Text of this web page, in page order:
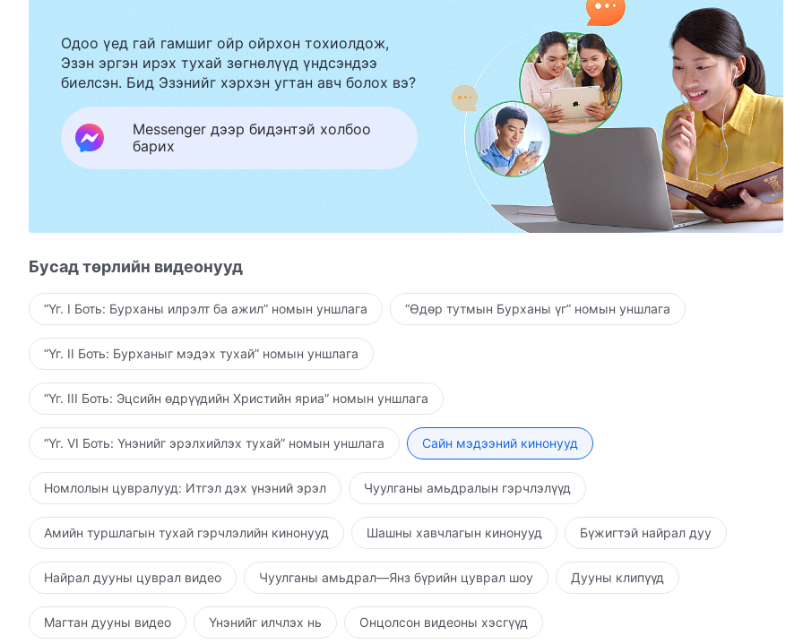
Одоо үед гай гамшиг ойр ойрхон тохиолдож,
Эзэн эргэн ирэх тухай зөгнөлүүд үндсэндээ
биелсэн. Бид Эзэнийг хэрхэн угтан авч болох вэ?
Messenger дээр бидэнтэй холбоо
барих
Бусад төрлийн видеонууд
“Үг. I Боть: Бурханы илрэлт ба ажил” номын уншлага “Өдөр тутмын Бурханы үг” номын уншлага
“Үг. II Боть: Бурханыг мэдэх тухай” номын уншлага
“Үг. III Боть: Эцсийн өдрүүдийн Христийн яриа” номын уншлага
“Үг. VI Боть: Үнэнийг эрэлхийлэх тухай” номын уншлага Сайн мэдээний кинонууд
Номлолын цувралууд: Итгэл дэх үнэний эрэл Чуулганы амьдралын гэрчлэлүүд
Амийн туршлагын тухай гэрчлэлийн кинонууд Шашны хавчлагын кинонууд Бүжигтэй найрал дуу
Найрал дууны цуврал видео Чуулганы амьдрал—Янз бүрийн цуврал шоу Дууны клипүүд
Магтан дууны видео Үнэнийг илчлэх нь Онцолсон видеоны хэсгүүд